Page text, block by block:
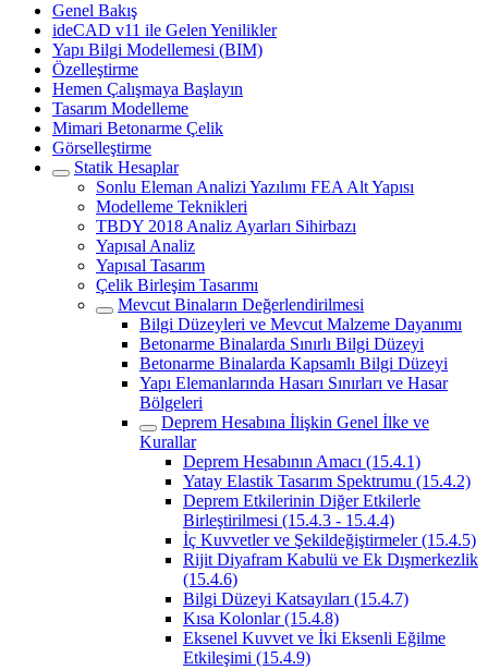
Genel Bakış
ideCAD v11 ile Gelen Yenilikler
Yapı Bilgi Modellemesi (BIM)
Özelleştirme
Hemen Çalışmaya Başlayın
Tasarım Modelleme
Mimari Betonarme Çelik
Görselleştirme
Statik Hesaplar
Sonlu Eleman Analizi Yazılımı FEA Alt Yapısı
Modelleme Teknikleri
TBDY 2018 Analiz Ayarları Sihirbazı
Yapısal Analiz
Yapısal Tasarım
Çelik Birleşim Tasarımı
Mevcut Binaların Değerlendirilmesi
Bilgi Düzeyleri ve Mevcut Malzeme Dayanımı
Betonarme Binalarda Sınırlı Bilgi Düzeyi
Betonarme Binalarda Kapsamlı Bilgi Düzeyi
Yapı Elemanlarında Hasarı Sınırları ve Hasar
Bölgeleri
Deprem Hesabına İlişkin Genel İlke ve
Kurallar
Deprem Hesabının Amacı (15.4.1)
Yatay Elastik Tasarım Spektrumu (15.4.2)
Deprem Etkilerinin Diğer Etkilerle
Birleştirilmesi (15.4.3 - 15.4.4)
İç Kuvvetler ve Şekildeğiştirmeler (15.4.5)
Rijit Diyafram Kabulü ve Ek Dışmerkezlik
(15.4.6)
Bilgi Düzeyi Katsayıları (15.4.7)
Kısa Kolonlar (15.4.8)
Eksenel Kuvvet ve İki Eksenli Eğilme
Etkileşimi (15.4.9)